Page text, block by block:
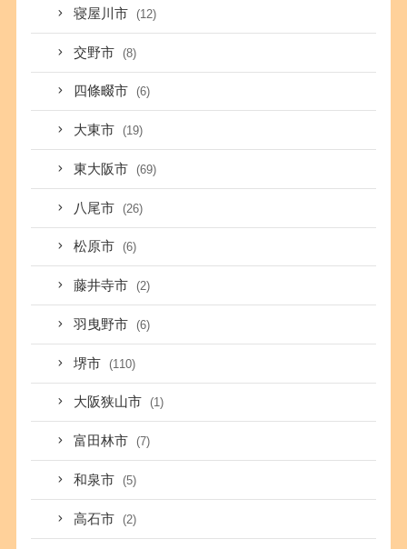
寝屋川市 (12)
交野市 (8)
四條畷市 (6)
大東市 (19)
東大阪市 (69)
八尾市 (26)
松原市 (6)
藤井寺市 (2)
羽曳野市 (6)
堺市 (110)
大阪狭山市 (1)
富田林市 (7)
和泉市 (5)
高石市 (2)